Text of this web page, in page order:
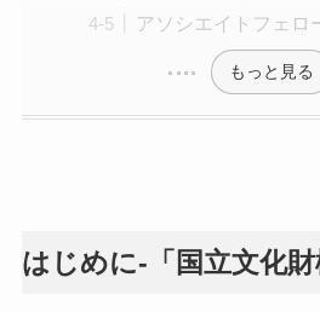
アソシエイトフェロ
もっと見る
はじめに-「国立文化